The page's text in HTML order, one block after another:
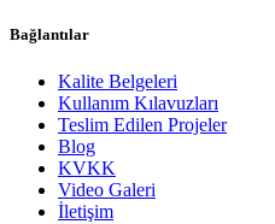
Bağlantılar
Kalite Belgeleri
Kullanım Kılavuzları
Teslim Edilen Projeler
Blog
KVKK
Video Galeri
İletişim